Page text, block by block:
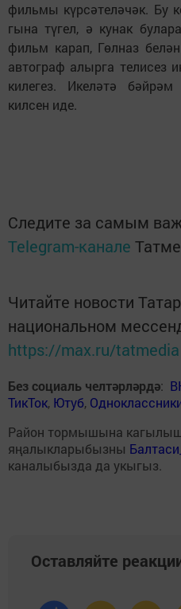
фильмы күрсәтеләчәк. Бу
гына түгел, ә кунак
фильм карап, Гөлназ
автограф алырга телисез
килегез. Икеләтә
килсен иде.
Следите за самым
Telegram-канале
Читайте новости
национальном
https://max.ru/tatmedia
Без социаль челтәрләрдә:
ТикТок, Ютуб,
Район тормышына
яңалыкларыбызны
каналыбызда да укыгыз.
Оставляйте